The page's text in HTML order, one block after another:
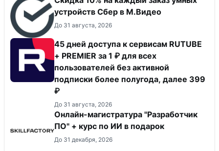
устройств Сбер в М.Видео
До 31 августа, 2026
45 дней доступа к сервисам RUTUBE
+ PREMIER за 1 ₽ для всех
пользователей без активной
подписки более полугода, далее 399
₽
До 31 августа, 2026
Онлайн-магистратура "Разработчик
ПО" + курс по ИИ в подарок
До 31 декабря, 2026